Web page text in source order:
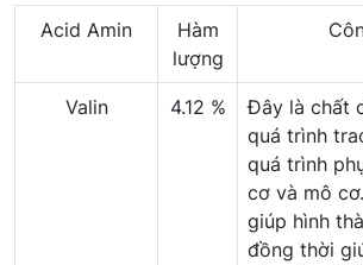
Acid Amin
Hàm
lượng
Valin 4.12 %
Đây là chất
quá trình
quá trình
cơ và mô
giúp hình
đồng thời